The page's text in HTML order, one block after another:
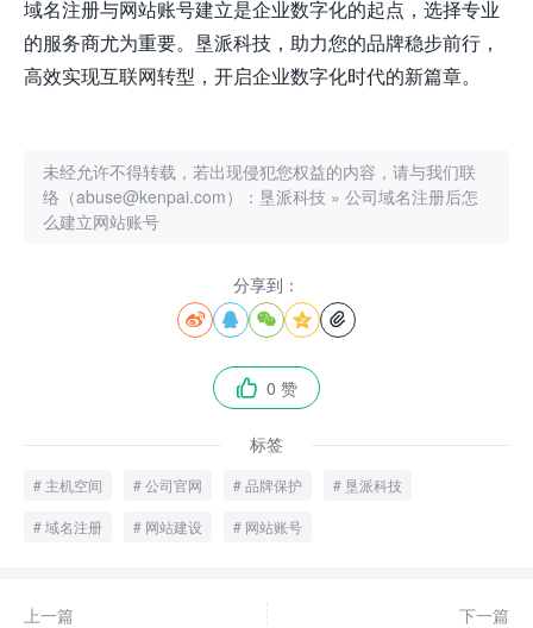
域名注册与网站账号建立是企业数字化的起点，选择专业
的服务商尤为重要。垦派科技，助力您的品牌稳步前行，
高效实现互联网转型，开启企业数字化时代的新篇章。
未经允许不得转载，若出现侵犯您权益的内容，请与我们联
络（abuse@kenpai.com）： 垦派科技 » 公司域名注册后怎
么建立网站账号
分享到：
    
 0 赞
标签
主机空间 公司官网 品牌保护 垦派科技
域名注册 网站建设 网站账号
上一篇
下一篇